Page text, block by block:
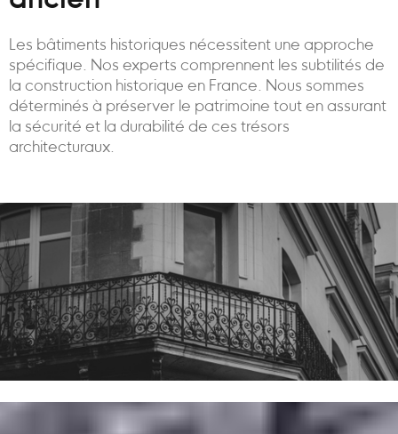
Les bâtiments historiques nécessitent une approche
spécifique. Nos experts comprennent les subtilités de
la construction historique en France. Nous sommes
déterminés à préserver le patrimoine tout en assurant
la sécurité et la durabilité de ces trésors
architecturaux.